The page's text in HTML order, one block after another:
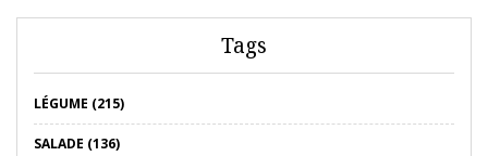
Tags
LÉGUME (215)
SALADE (136)